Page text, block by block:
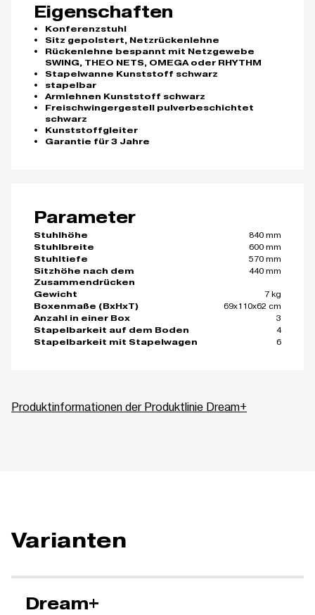
Eigenschaften
Konferenzstuhl
Sitz gepolstert, Netzrückenlehne
Rückenlehne bespannt mit Netzgewebe
SWING, THEO NETS, OMEGA oder RHYTHM
Stapelwanne Kunststoff schwarz
stapelbar
Armlehnen Kunststoff schwarz
Freischwingergestell pulverbeschichtet
schwarz
Kunststoffgleiter
Garantie für 3 Jahre
Parameter
Stuhlhöhe
840 mm
Stuhlbreite
600 mm
Stuhltiefe
570 mm
Sitzhöhe nach dem
Zusammendrücken
440 mm
Gewicht
7 kg
Boxenmaße (BxHxT)
69x110x62 cm
Anzahl in einer Box
3
Stapelbarkeit auf dem Boden
4
Stapelbarkeit mit Stapelwagen
6
Produktinformationen der Produktlinie Dream+
Varianten
Dream+